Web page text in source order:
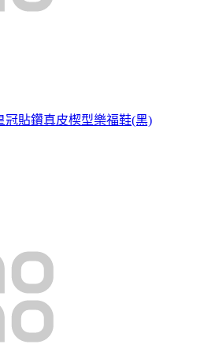
冠貼鑽真皮楔型樂福鞋(黑)